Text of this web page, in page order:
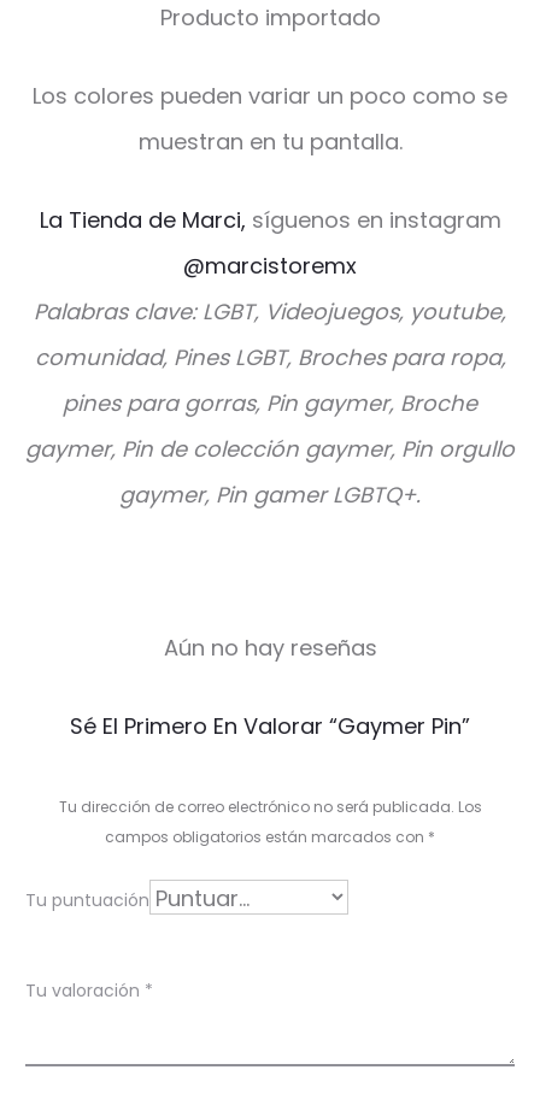
Producto importado
Los colores pueden variar un poco como se
muestran en tu pantalla.
La Tienda de Marci, síguenos en instagram
@marcistoremx
Palabras clave: LGBT, Videojuegos, youtube,
comunidad, Pines LGBT, Broches para ropa,
pines para gorras, Pin gaymer, Broche
gaymer, Pin de colección gaymer, Pin orgullo
gaymer, Pin gamer LGBTQ+.
r
i
o
Aún no hay reseñas
Sé El Primero En Valorar “Gaymer Pin”
Tu dirección de correo electrónico no será publicada. Los
campos obligatorios están marcados con *
Tu puntuación
Tu valoración *